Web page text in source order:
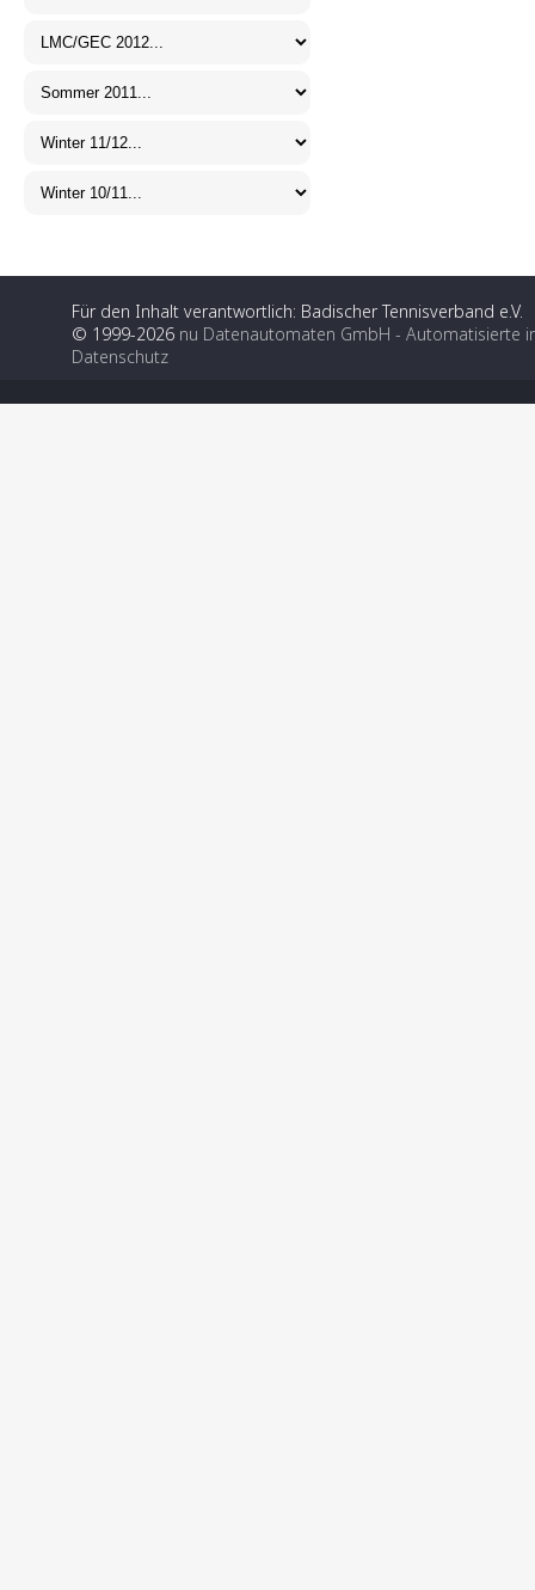
Für den Inhalt verantwortlich: Badischer Tennisverband e.V.
© 1999-2026 nu Datenautomaten GmbH - Automatisierte
Datenschutz